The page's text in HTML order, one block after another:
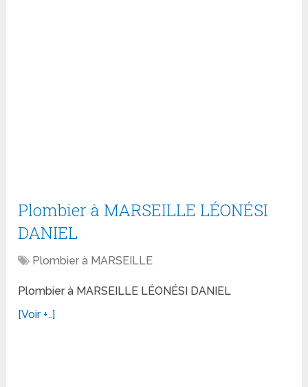
Plombier à MARSEILLE LÉONÉSI
DANIEL
Plombier à MARSEILLE
Plombier à MARSEILLE LÉONÉSI DANIEL
[Voir +..]